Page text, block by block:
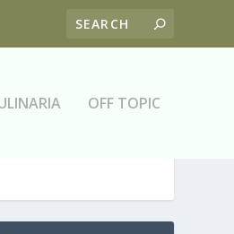
OFF TOPIC